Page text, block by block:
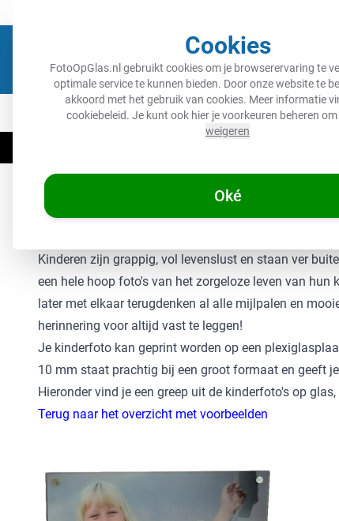
Cookies
FotoOpGlas.nl gebruikt cookies om je browserervaring te
optimale service te kunnen bieden. Door onze website te
akkoord met het gebruik van cookies. Meer informatie
cookiebeleid. Je kunt ook hier je voorkeuren beheren
weigeren
Oké
Foto op glas Glas producten Alle producten
Kinderfoto's op glas
Kinderen zijn grappig, vol levenslust en staan ver
een hele hoop foto's van het zorgeloze leven van
later met elkaar terugdenken al alle mijlpalen en
herinnering voor altijd vast te leggen!
Je kinderfoto kan geprint worden op een
10 mm staat prachtig bij een groot formaat en geeft je
Hieronder vind je een greep uit de kinderfoto's op
Terug naar het overzicht met voorbeelden